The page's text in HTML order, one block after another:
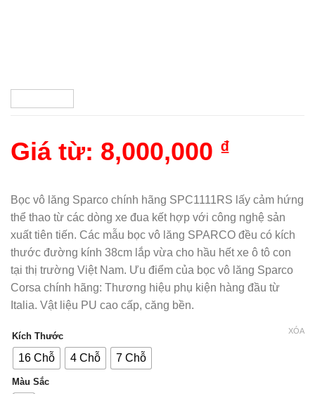
Giá từ: 8,000,000 ₫
Bọc vô lăng Sparco chính hãng SPC1111RS lấy cảm hứng
thể thao từ các dòng xe đua kết hợp với công nghệ sản
xuất tiên tiến. Các mẫu bọc vô lăng SPARCO đều có kích
thước đường kính 38cm lắp vừa cho hầu hết xe ô tô con
tại thị trường Việt Nam. Ưu điểm của bọc vô lăng Sparco
Corsa chính hãng: Thương hiệu phụ kiện hàng đầu từ
Italia. Vật liệu PU cao cấp, căng bền.
Kích Thước
16 Chỗ 4 Chỗ 7 Chỗ
Màu Sắc
XÓA